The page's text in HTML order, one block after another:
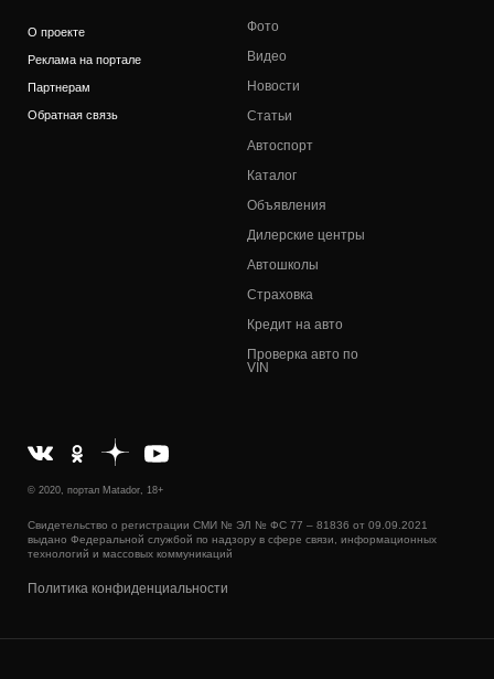
О проекте
Реклама на портале
Партнерам
Обратная связь
Фото
Видео
Новости
Статьи
Автоспорт
Каталог
Объявления
Дилерские центры
Автошколы
Страховка
Кредит на авто
Проверка авто по
VIN
© 2020, портал Matador, 18+
Свидетельство о регистрации СМИ № ЭЛ № ФС 77 – 81836 от 09.09.2021
выдано Федеральной службой по надзору в сфере связи, информационных
технологий и массовых коммуникаций
Политика конфиденциальности